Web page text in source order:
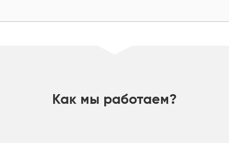
Как мы работаем?